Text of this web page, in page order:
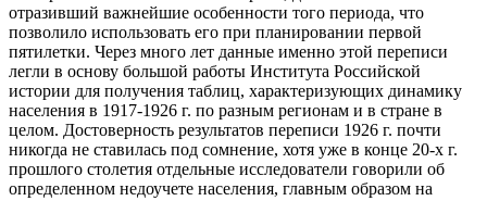
отразивший важнейшие особенности того периода, что
позволило использовать его при планировании первой
пятилетки. Через много лет данные именно этой переписи
легли в основу большой работы Института Российской
истории для получения таблиц, характеризующих динамику
населения в 1917-1926 г. по разным регионам и в стране в
целом. Достоверность результатов переписи 1926 г. почти
никогда не ставилась под сомнение, хотя уже в конце 20-х г.
прошлого столетия отдельные исследователи говорили об
определенном недоучете населения, главным образом на